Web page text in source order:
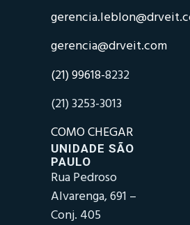
gerencia@drveit.com
(21) 99618-8232
(21) 3253-3013
COMO CHEGAR
UNIDADE SÃO
PAULO
Rua Pedroso
Alvarenga, 691 –
Conj. 405